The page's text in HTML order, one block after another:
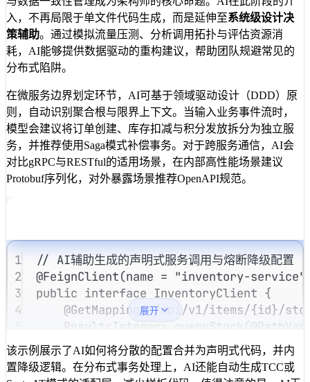
入，不再局限于单文件代码生成，而是延伸至系统级设计决
策辅助。通过模拟流量压测、分析调用拓扑与评估资源消
耗，AI能够提供数据驱动的重构建议，帮助团队规避常见的
分布式陷阱。
在微服务边界划定环节，AI可基于领域驱动设计（DDD）原
则，自动识别聚合根与限界上下文。当输入业务事件流时，
模型会建议将订单创建、库存扣减与积分发放拆分为独立服
务，并推荐使用Saga模式补偿事务。对于跨服务通信，AI会
对比gRPC与RESTful的适用场景，在内部高性能场景建议
Protobuf序列化，对外暴露场景推荐OpenAPI规范。
1
// AI辅助生成的声明式服务调用与熔断降级配置
2
@FeignClient(name = "inventory-service"
3
public interface InventoryClient {
4
@GetMapping ("/api/v1/items/{id}/
5
Result <Integer> queryStock (@
6
}
7
8
@Component
展开
该示例展示了AI如何将分散的配置合并为声明式代码，并内
置降级逻辑。在分布式事务处理上，AI还能自动生成TCC或